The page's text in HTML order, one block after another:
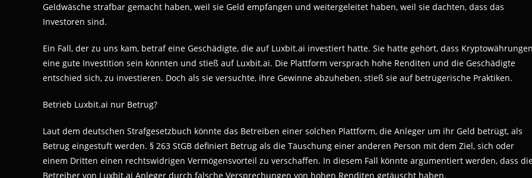
Geldwäsche strafbar gemacht haben, weil sie Geld empfangen und weitergeleitet haben, weil sie dachten, dass das
Investoren sind.
Ein Fall, der zu uns kam, betraf eine Geschädigte, die auf Luxbit.ai investiert hatte. Sie hatte gehört, dass
eine gute Investition sein könnten und stieß auf Luxbit.ai. Die Plattform versprach hohe Renditen und die Geschädigte
entschied sich, zu investieren. Doch als sie versuchte, ihre Gewinne abzuheben, stieß sie auf betrügerische Praktiken.
Betrieb Luxbit.ai nur Betrug?
Laut dem deutschen Strafgesetzbuch könnte das Betreiben einer solchen Plattform, die Anleger um ihr Geld betrügt, als
Betrug eingestuft werden. § 263 StGB definiert Betrug als die Täuschung einer anderen Person mit dem Ziel, sich oder
einem Dritten einen rechtswidrigen Vermögensvorteil zu verschaffen. In diesem Fall könnte argumentiert werden, dass
Betreiber von Luxbit.ai Anleger durch falsche Versprechungen von hohen Renditen getäuscht haben.